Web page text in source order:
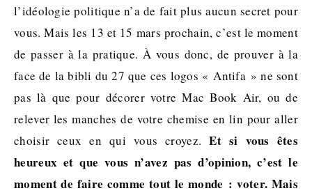
l’idéologie politique n’a de fait plus aucun secret pour
vous. Mais les 13 et 15 mars prochain, c’est le moment
de passer à la pratique. À vous donc, de prouver à la
face de la bibli du 27 que ces logos « Antifa » ne sont
pas là que pour décorer votre Mac Book Air, ou de
relever les manches de votre chemise en lin pour aller
choisir ceux en qui vous croyez.Et si vous êtes
heureux et que vous n’avez pas d’opinion, c’est le
moment de faire comme tout le monde : voter. Mais